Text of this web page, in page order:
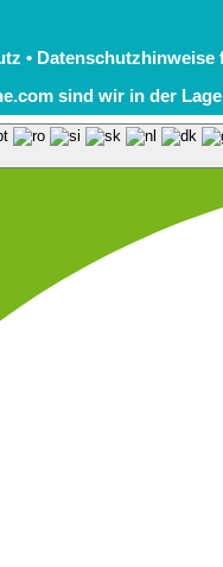
• Datenschutzhinweise
sind wir in der